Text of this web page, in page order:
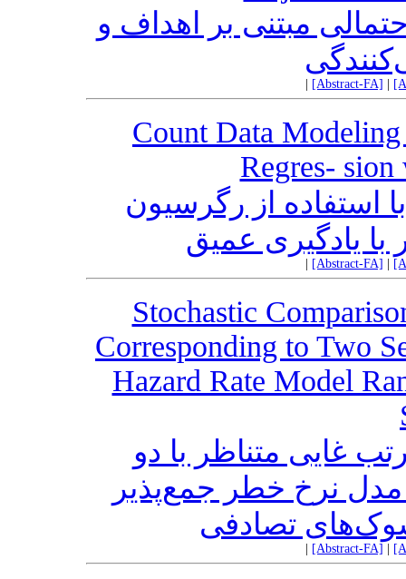
مبتنی بر اهداف و
[Abstract-FA]
Count Data
Regres-
استفاده از رگرسیون
یادگیری عمیق
[Abstract-FA]
Stochastic
Corresponding to Two
Hazard Rate Model
غایی متناظر با دو
نرخ خطر جمع‌پذیر
تصادفی
[Abstract-FA]